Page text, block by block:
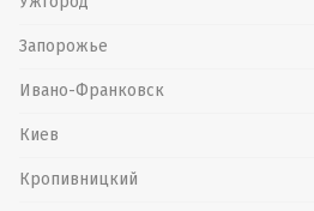
Запорожье
Ивано-Франковск
Киев
Кропивницкий